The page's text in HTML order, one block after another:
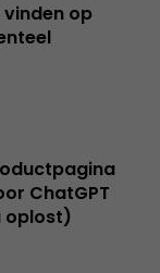
vinden op
ChatGPT
oplost)